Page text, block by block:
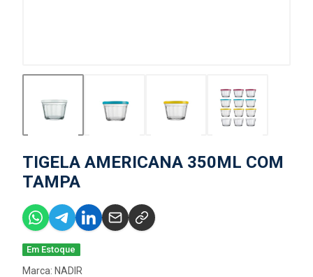
TIGELA AMERICANA 350ML COM
TAMPA
Em Estoque
Marca: NADIR